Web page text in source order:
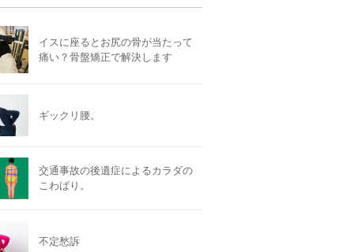
イスに座るとお尻の骨が当たって
痛い？骨盤矯正で解決します
ギックリ腰。
交通事故の後遺症によるカラダの
こわばり。
不定愁訴